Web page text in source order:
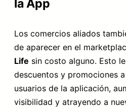
la App
Los comercios aliados
de aparecer en el
Life sin costo alguno. Esto
descuentos y promociones
usuarios de la aplicación,
visibilidad y atrayendo a